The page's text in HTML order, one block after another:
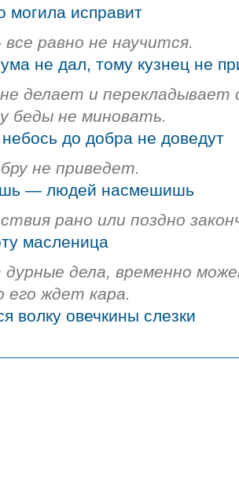
могила исправит
все равно не научится.
не дал, тому кузнец не
делает и
беды не миновать.
до добра не доведут
не приведет.
— людей насмешишь
рано или поздно
масленица
дела, временно
его ждет кара.
волку овечкины слезки